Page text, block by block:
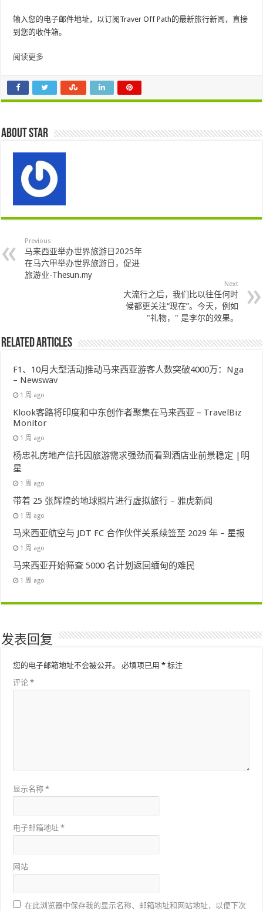
输入您的电子邮件地址，以订阅Traver Off Path的最新旅行新闻，直接
到您的收件箱。
阅读更多
About star
Previous
马来西亚举办世界旅游日2025年
在马六甲举办世界旅游日，促进
旅游业-Thesun.my
Next
大流行之后，我们比以往任何时
候都更关注“现在”。今天，例如
"礼物，" 是李尔的效果。
Related Articles
F1、10月大型活动推动马来西亚游客人数突破4000万：Nga
– Newswav
1 周 ago
Klook客路将印度和中东创作者聚集在马来西亚 – TravelBiz
Monitor
1 周 ago
杨忠礼房地产信托因旅游需求强劲而看到酒店业前景稳定 |明
星
1 周 ago
带着 25 张辉煌的地球照片进行虚拟旅行 – 雅虎新闻
1 周 ago
马来西亚航空与 JDT FC 合作伙伴关系续签至 2029 年 – 星报
1 周 ago
马来西亚开始筛查 5000 名计划返回缅甸的难民
1 周 ago
发表回复
您的电子邮箱地址不会被公开。 必填项已用* 标注
评论*
显示名称*
电子邮箱地址*
网站
在此浏览器中保存我的显示名称、邮箱地址和网站地址，以便下次